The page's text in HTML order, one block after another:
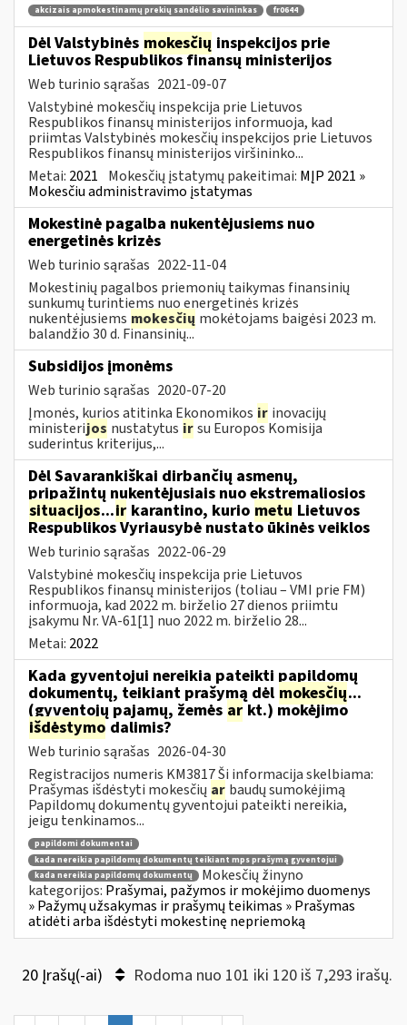
akcizais apmokestinamų prekių sandėlio savininkas
fr0644
Dėl Valstybinės mokesčių inspekcijos prie
Lietuvos Respublikos finansų ministerijos
Web turinio sąrašas 2021-09-07
Valstybinė mokesčių inspekcija prie Lietuvos
Respublikos finansų ministerijos informuoja, kad
priimtas Valstybinės mokesčių inspekcijos prie Lietuvos
Respublikos finansų ministerijos viršininko...
Metai: 2021 Mokesčių įstatymų pakeitimai: MĮP 2021 »
Mokesčiu administravimo įstatymas
Mokestinė pagalba nukentėjusiems nuo
energetinės krizės
Web turinio sąrašas 2022-11-04
Mokestinių pagalbos priemonių taikymas finansinių
sunkumų turintiems nuo energetinės krizės
nukentėjusiems mokesčių mokėtojams baigėsi 2023 m.
balandžio 30 d. Finansinių...
Subsidijos įmonėms
Web turinio sąrašas 2020-07-20
Įmonės, kurios atitinka Ekonomikos ir inovacijų
ministerijos nustatytus irsu Europos Komisija
suderintus kriterijus,...
Dėl Savarankiškai dirbančių asmenų,
pripažintų nukentėjusiais nuo ekstremaliosios
situacijos...ir karantino, kurio metu Lietuvos
Respublikos Vyriausybė nustato ūkinės veiklos
Web turinio sąrašas 2022-06-29
Valstybinė mokesčių inspekcija prie Lietuvos
Respublikos finansų ministerijos (toliau – VMI prie FM)
informuoja, kad 2022 m. birželio 27 dienos priimtu
įsakymu Nr. VA-61[1] nuo 2022 m. birželio 28...
Metai: 2022
Kada gyventojui nereikia pateikti papildomų
dokumentų, teikiant prašymą dėl mokesčių...
(gyventojų pajamų, žemės ar kt.) mokėjimo
išdėstymo dalimis?
Web turinio sąrašas 2026-04-30
Registracijos numeris KM3817 Ši informacija skelbiama:
Prašymas išdėstyti mokesčių ar baudų sumokėjimą
Papildomų dokumentų gyventojui pateikti nereikia,
jeigu tenkinamos...
papildomi dokumentai
kada nereikia papildomų dokumentų teikiant mps prašymą gyventojui
kada nereikia papildomų dokumentų
Mokesčių žinyno
kategorijos: Prašymai, pažymos ir mokėjimo duomenys
» Pažymų užsakymas ir prašymų teikimas » Prašymas
atidėti arba išdėstyti mokestinę nepriemoką
20 Įrašų(-ai) Rodoma nuo 101 iki 120 iš 7,293 irašų.